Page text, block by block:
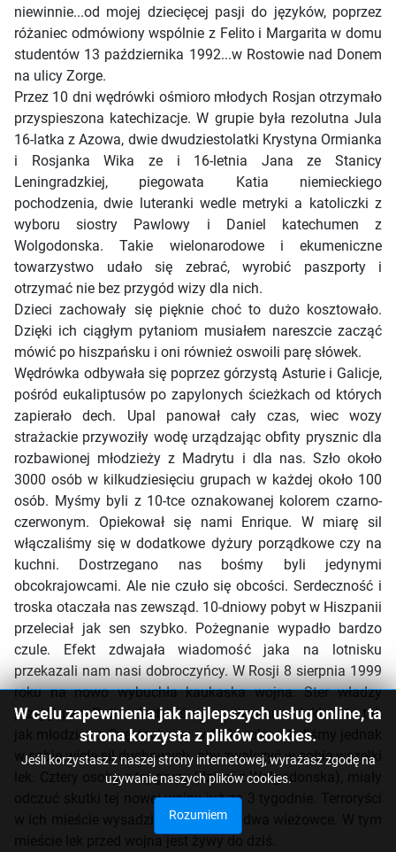
niewinnie...od mojej dziecięcej pasji do języków, poprzez
różaniec odmówiony wspólnie z Felito i Margarita w domu
studentów 13 października 1992...w Rostowie nad Donem
na ulicy Zorge.
Przez 10 dni wędrówki ośmioro młodych Rosjan otrzymało
przyspieszona katechizacje. W grupie była rezolutna Jula
16-latka z Azowa, dwie dwudziestolatki Krystyna Ormianka
i Rosjanka Wika ze i 16-letnia Jana ze Stanicy
Leningradzkiej, piegowata Katia niemieckiego
pochodzenia, dwie luteranki wedle metryki a katoliczki z
wyboru siostry Pawlowy i Daniel katechumen z
Wolgodonska. Takie wielonarodowe i ekumeniczne
towarzystwo udało się zebrać, wyrobić paszporty i
otrzymać nie bez przygód wizy dla nich.
Dzieci zachowały się pięknie choć to dużo kosztowało.
Dzięki ich ciągłym pytaniom musiałem nareszcie zacząć
mówić po hiszpańsku i oni również oswoili parę słówek.
Wędrówka odbywała się poprzez górzystą Asturie i Galicje,
pośród eukaliptusów po zapylonych ścieżkach od których
zapierało dech. Upal panował cały czas, wiec wozy
strażackie przywoziły wodę urządzając obfity prysznic dla
rozbawionej młodzieży z Madrytu i dla nas. Szło około
3000 osób w kilkudziesięciu grupach w każdej około 100
osób. Myśmy byli z 10-tce oznakowanej kolorem czarno-
czerwonym. Opiekował się nami Enrique. W miarę sil
włączaliśmy się w dodatkowe dyżury porządkowe czy na
kuchni. Dostrzegano nas bośmy byli jedynymi
obcokrajowcami. Ale nie czuło się obcości. Serdeczność i
troska otaczała nas zewsząd. 10-dniowy pobyt w Hiszpanii
przeleciał jak sen szybko. Pożegnanie wypadło bardzo
czule. Efekt zdwajała wiadomość jaka na lotnisku
przekazali nam nasi dobroczyńcy. W Rosji 8 sierpnia 1999
roku na nowo wybuchła kaukaska wojna. Ster władzy
przejął pan Putin. Jechaliśmy w nieznane, dokładnie tak
jak młodzież z Częstochowy w 1991 roku. Mieliśmy jednak
w sobie wiele sil duchowych, aby zwalczyć w sobie wszelki
lek. Cztery osoby z tej grupy (dzieci z Wolgodonska), miały
odczuć skutki tej nowej wojny już za 3 tygodnie. Terroryści
w ich mieście wysadzili w powietrze dwa wieżowce. W tym
W celu zapewnienia jak najlepszych usług online, ta
strona korzysta z plików cookies.
Jeśli korzystasz z naszej strony internetowej, wyrażasz zgodę na
używanie naszych plików cookies.
Rozumiem